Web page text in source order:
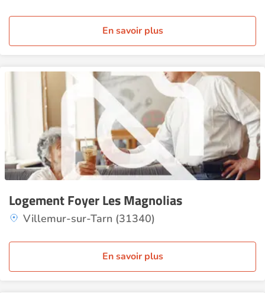
En savoir plus
Logement Foyer Les Magnolias
Villemur-sur-Tarn (31340)
En savoir plus